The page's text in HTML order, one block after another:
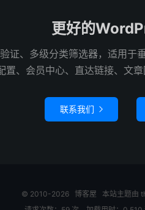
更好的
证、多级分类筛选器，适用
置、会员中心、直达链接、文
联系我们 
© 2010-2026 博客屋 本站主题由